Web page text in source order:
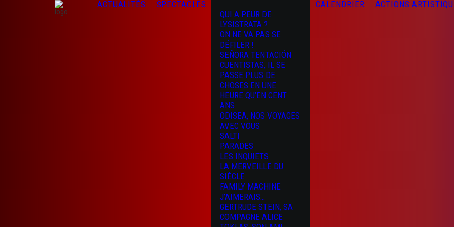
ACTUALITÉS
SPECTACLES
QUI A PEUR DE
LYSISTRATA ?
ON NE VA PAS SE
DÉFILER !
SEÑORA TENTACIÓN
CUENTISTAS, IL SE
PASSE PLUS DE
CHOSES EN UNE
HEURE QU’EN CENT
ANS
ODISEA, NOS VOYAGES
AVEC VOUS
SALTI
PARADES
LES INQUIETS
LA MERVEILLE DU
SIÈCLE
FAMILY MACHINE
J’AIMERAIS…
GERTRUDE STEIN, SA
COMPAGNE ALICE
CALENDRIER ACTIONS